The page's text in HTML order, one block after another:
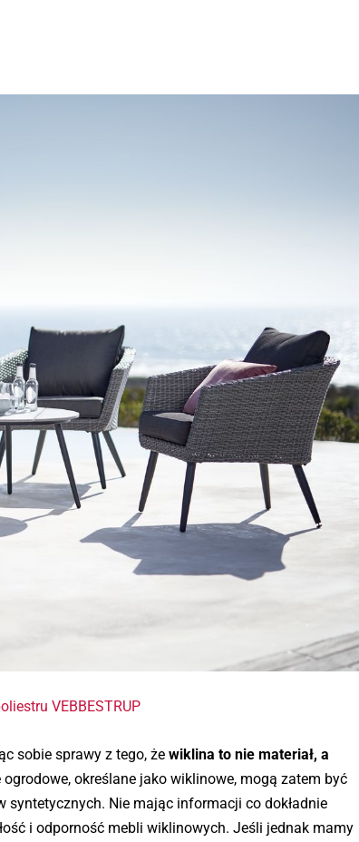
VEBBESTRUP
sobie sprawy z tego, żewiklina to nie materiał, a
określane jako wiklinowe, mogą zatem być
syntetycznych. Nie mając informacji co dokładnie
i odporność mebli wiklinowych. Jeśli jednak mamy